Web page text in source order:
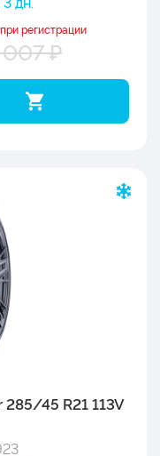
регистрации
₽
45 R21 113V